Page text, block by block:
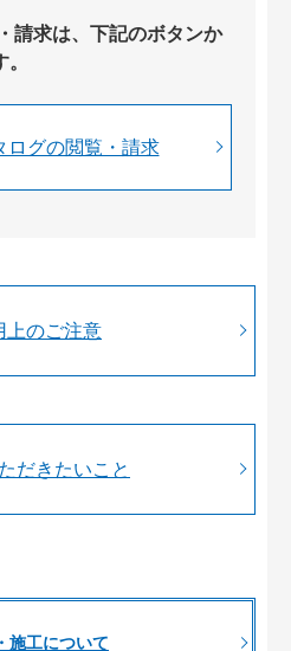
請求は、下記のボタンか
ログの閲覧・請求
上のご注意
だきたいこと
施工について